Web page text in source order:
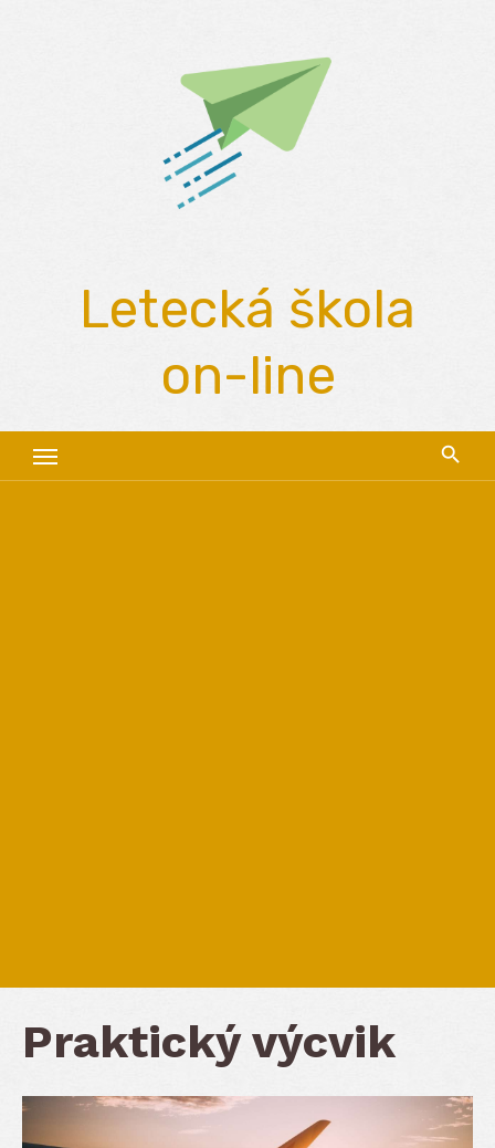
Letecká škola
on-line
Praktický výcvik